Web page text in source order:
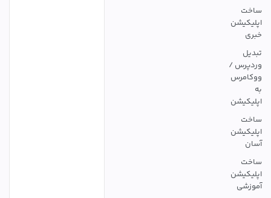
ساخت
اپلیکیشن
خبری
تبدیل
وردپرس /
ووکامرس
به
اپلیکیشن
ساخت
اپلیکیشن
آسان
ساخت
اپلیکیشن
آموزشی